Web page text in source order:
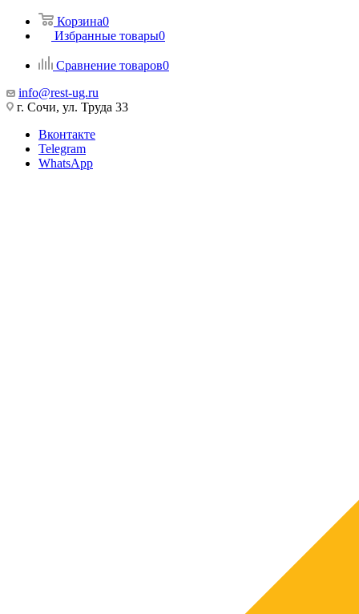
Корзина0
Избранные товары0
Сравнение товаров0
info@rest-ug.ru
г. Сочи, ул. Труда 33
Вконтакте
Telegram
WhatsApp